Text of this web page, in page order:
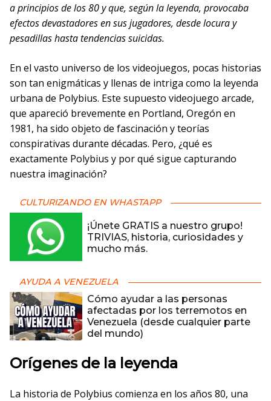
a principios de los 80 y que, según la leyenda, provocaba
efectos devastadores en sus jugadores, desde locura y
pesadillas hasta tendencias suicidas.
En el vasto universo de los videojuegos, pocas historias
son tan enigmáticas y llenas de intriga como la leyenda
urbana de Polybius. Este supuesto videojuego arcade,
que apareció brevemente en Portland, Oregón en
1981, ha sido objeto de fascinación y teorías
conspirativas durante décadas. Pero, ¿qué es
exactamente Polybius y por qué sigue capturando
nuestra imaginación?
CULTURIZANDO EN WHASTAPP
¡Únete GRATIS a nuestro grupo!
TRIVIAS, historia, curiosidades y
mucho más.
AYUDA A VENEZUELA
Cómo ayudar a las personas
afectadas por los terremotos en
Venezuela (desde cualquier parte
del mundo)
Orígenes de la leyenda
La historia de Polybius comienza en los años 80, una